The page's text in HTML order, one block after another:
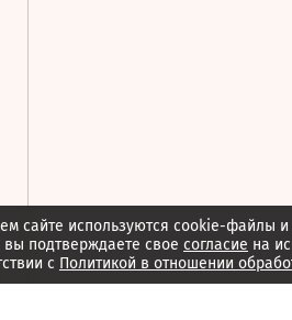
сайте используются cookie-файлы
вы подтверждаете свое согласие на
с Политикой в отношении